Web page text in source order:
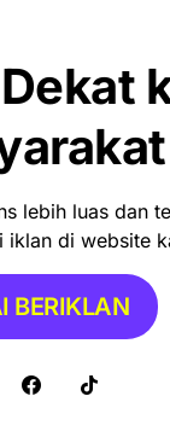
lebih luas dan
iklan di website
BERIKLAN